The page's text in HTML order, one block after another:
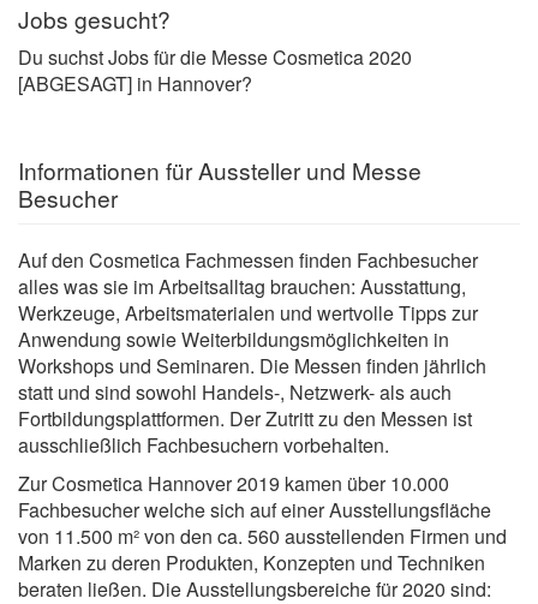
Jobs gesucht?
Du suchst Jobs für die Messe Cosmetica 2020
[ABGESAGT] in Hannover?
Informationen für Aussteller und Messe
Besucher
Auf den Cosmetica Fachmessen finden Fachbesucher
alles was sie im Arbeitsalltag brauchen: Ausstattung,
Werkzeuge, Arbeitsmaterialen und wertvolle Tipps zur
Anwendung sowie Weiterbildungsmöglichkeiten in
Workshops und Seminaren. Die Messen finden jährlich
statt und sind sowohl Handels-, Netzwerk- als auch
Fortbildungsplattformen. Der Zutritt zu den Messen ist
ausschließlich Fachbesuchern vorbehalten.
Zur Cosmetica Hannover 2019 kamen über 10.000
Fachbesucher welche sich auf einer Ausstellungsfläche
von 11.500 m² von den ca. 560 ausstellenden Firmen und
Marken zu deren Produkten, Konzepten und Techniken
beraten ließen. Die Ausstellungsbereiche für 2020 sind: